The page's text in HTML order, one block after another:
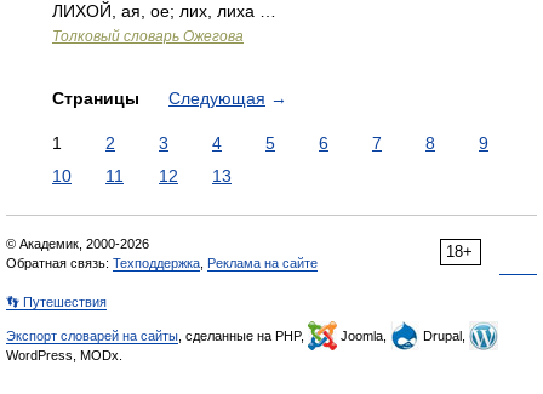
ЛИХОЙ, ая, ое; лих, лиха …
Толковый словарь Ожегова
Страницы Следующая →
1 2 3 4 5 6 7 8
9
10
11 12 13
18+
© Академик, 2000-2026
Обратная связь: Техподдержка Реклама на сайте
👣 Путешествия
Экспорт словарей на сайты , сделанные на PHP, Joomla,
Drupal,
WordPress, MODx.